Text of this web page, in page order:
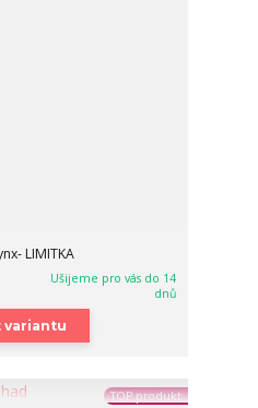
LIMITKA
Ušijeme pro vás do 14
dnů
variantu
TOP produkt